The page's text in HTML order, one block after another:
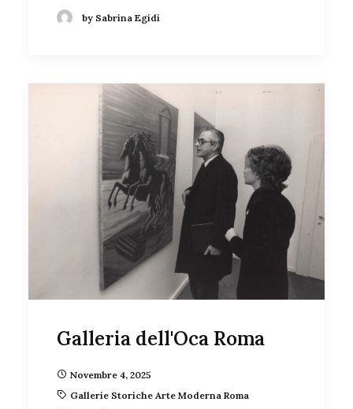
by Sabrina Egidi
Galleria dell'Oca Roma
Novembre 4, 2025
Gallerie Storiche Arte Moderna Roma